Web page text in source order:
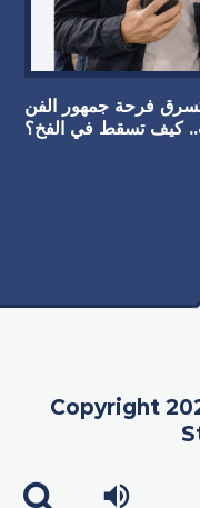
فرحة جمهور الفن
كيف تسقط في الفخ؟
Copyright